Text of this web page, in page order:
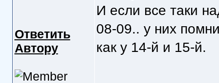
Ответить
Автору
И если все таки
08-09.. у них
как у 14-й и 15-й.